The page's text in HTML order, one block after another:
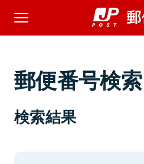
郵便番号検索
検索結果